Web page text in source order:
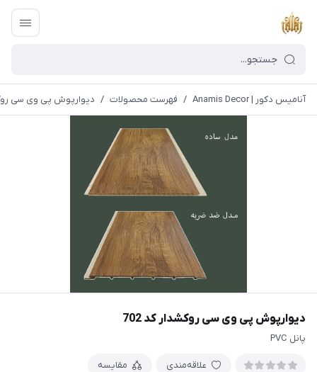
آنامیس دکور | Anamis Decor / فهرست محصولات / دیوارپوش پی وی سی
دیوارپوش پی وی سی روکشدار کد 702
پانل PVC
علاقه‌مندی مقایسه